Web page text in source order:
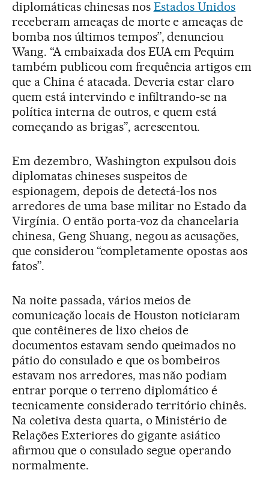
diplomáticas chinesas nos Estados Unidos
receberam ameaças de morte e ameaças de
bomba nos últimos tempos”, denunciou
Wang. “A embaixada dos EUA em Pequim
também publicou com frequência artigos em
que a China é atacada. Deveria estar claro
quem está intervindo e infiltrando-se na
política interna de outros, e quem está
começando as brigas”, acrescentou.
Em dezembro, Washington expulsou dois
diplomatas chineses suspeitos de
espionagem, depois de detectá-los nos
arredores de uma base militar no Estado da
Virgínia. O então porta-voz da chancelaria
chinesa, Geng Shuang, negou as acusações,
que considerou “completamente opostas aos
fatos”.
Na noite passada, vários meios de
comunicação locais de Houston noticiaram
que contêineres de lixo cheios de
documentos estavam sendo queimados no
pátio do consulado e que os bombeiros
estavam nos arredores, mas não podiam
entrar porque o terreno diplomático é
tecnicamente considerado território chinês.
Na coletiva desta quarta, o Ministério de
Relações Exteriores do gigante asiático
afirmou que o consulado segue operando
normalmente.